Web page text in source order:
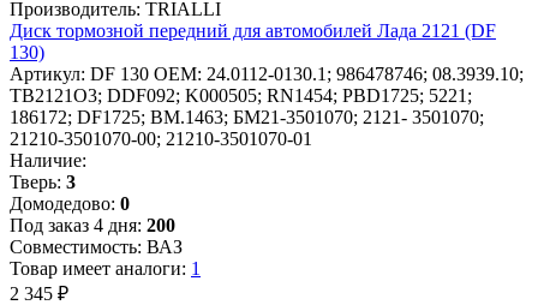
Производитель: TRIALLI
Диск тормозной передний для автомобилей Лада 2121 (DF
130)
Артикул: DF 130 OEM: 24.0112-0130.1; 986478746; 08.3939.10;
TB2121O3; DDF092; K000505; RN1454; PBD1725; 5221;
186172; DF1725; BM.1463; БМ21-3501070; 2121- 3501070;
21210-3501070-00; 21210-3501070-01
Наличие:
Тверь: 3
Домодедово: 0
Под заказ 4 дня: 200
Совместимость: ВАЗ
Товар имеет аналоги: 1
2 345 ₽